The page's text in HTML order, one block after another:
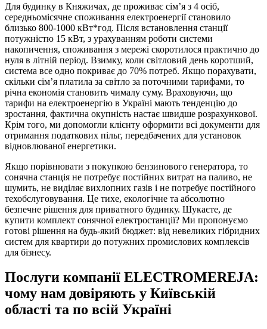
Для будинку в Княжичах, де проживає сім’я з 4 осіб,
середньомісячне споживання електроенергії становило
близько 800-1000 кВт*год. Після встановлення станції
потужністю 15 кВт, з урахуванням роботи системи
накопичення, споживання з мережі скоротилося практично до
нуля в літній період. Взимку, коли світловий день коротший,
система все одно покриває до 70% потреб. Якщо порахувати,
скільки сім’я платила за світло за поточними тарифами, то
річна економія становить чималу суму. Враховуючи, що
тарифи на електроенергію в Україні мають тенденцію до
зростання, фактична окупність настає швидше розрахункової.
Крім того, ми допомогли клієнту оформити всі документи для
отримання податкових пільг, передбачених для установок
відновлюваної енергетики.
Якщо порівнювати з покупкою бензинового генератора, то
сонячна станція не потребує постійних витрат на паливо, не
шумить, не виділяє вихлопних газів і не потребує постійного
техобслуговування. Це тихе, екологічне та абсолютно
безпечне рішення для приватного будинку. Шукаєте, де
купити комплект сонячної електростанції? Ми пропонуємо
готові рішення на будь-який бюджет: від невеликих гібридних
систем для квартири до потужних промислових комплексів
для бізнесу.
Послуги компанії ELECTROMEREJA:
чому нам довіряють у Київській
області та по всій Україні